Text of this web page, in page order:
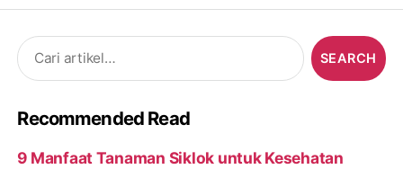
Search
for:
Recommended Read
9 Manfaat Tanaman Siklok untuk Kesehatan